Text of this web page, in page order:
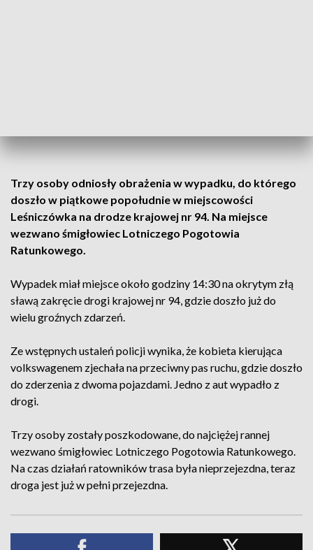
Trzy osoby odniosły obrażenia w wypadku, do którego
doszło w piątkowe popołudnie w miejscowości
Leśniczówka na drodze krajowej nr 94. Na miejsce
wezwano śmigłowiec Lotniczego Pogotowia
Ratunkowego.
Wypadek miał miejsce około godziny 14:30 na okrytym złą
sławą zakręcie drogi krajowej nr 94, gdzie doszło już do
wielu groźnych zdarzeń.
Ze wstępnych ustaleń policji wynika, że kobieta kierująca
volkswagenem zjechała na przeciwny pas ruchu, gdzie doszło
do zderzenia z dwoma pojazdami. Jedno z aut wypadło z
drogi.
Trzy osoby zostały poszkodowane, do najciężej rannej
wezwano śmigłowiec Lotniczego Pogotowia Ratunkowego.
Na czas działań ratowników trasa była nieprzejezdna, teraz
droga jest już w pełni przejezdna.